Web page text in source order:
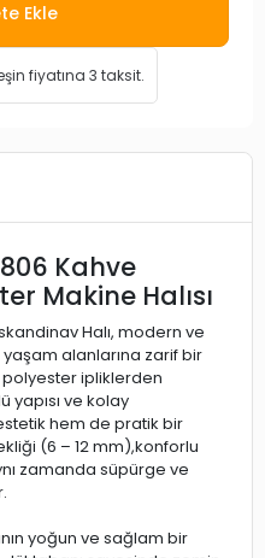
Ekle
fiyatına 3 taksit.
Kahve
Makine Halısı
Halı, modern ve
alanlarına zarif bir
polyester ipliklerden
yapısı ve kolay
hem de pratik bir
(6 – 12 mm),konforlu
zamanda süpürge ve
yoğun ve sağlam bir